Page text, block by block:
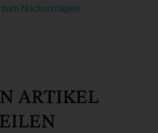
Nachschlagen
ARTIKEL